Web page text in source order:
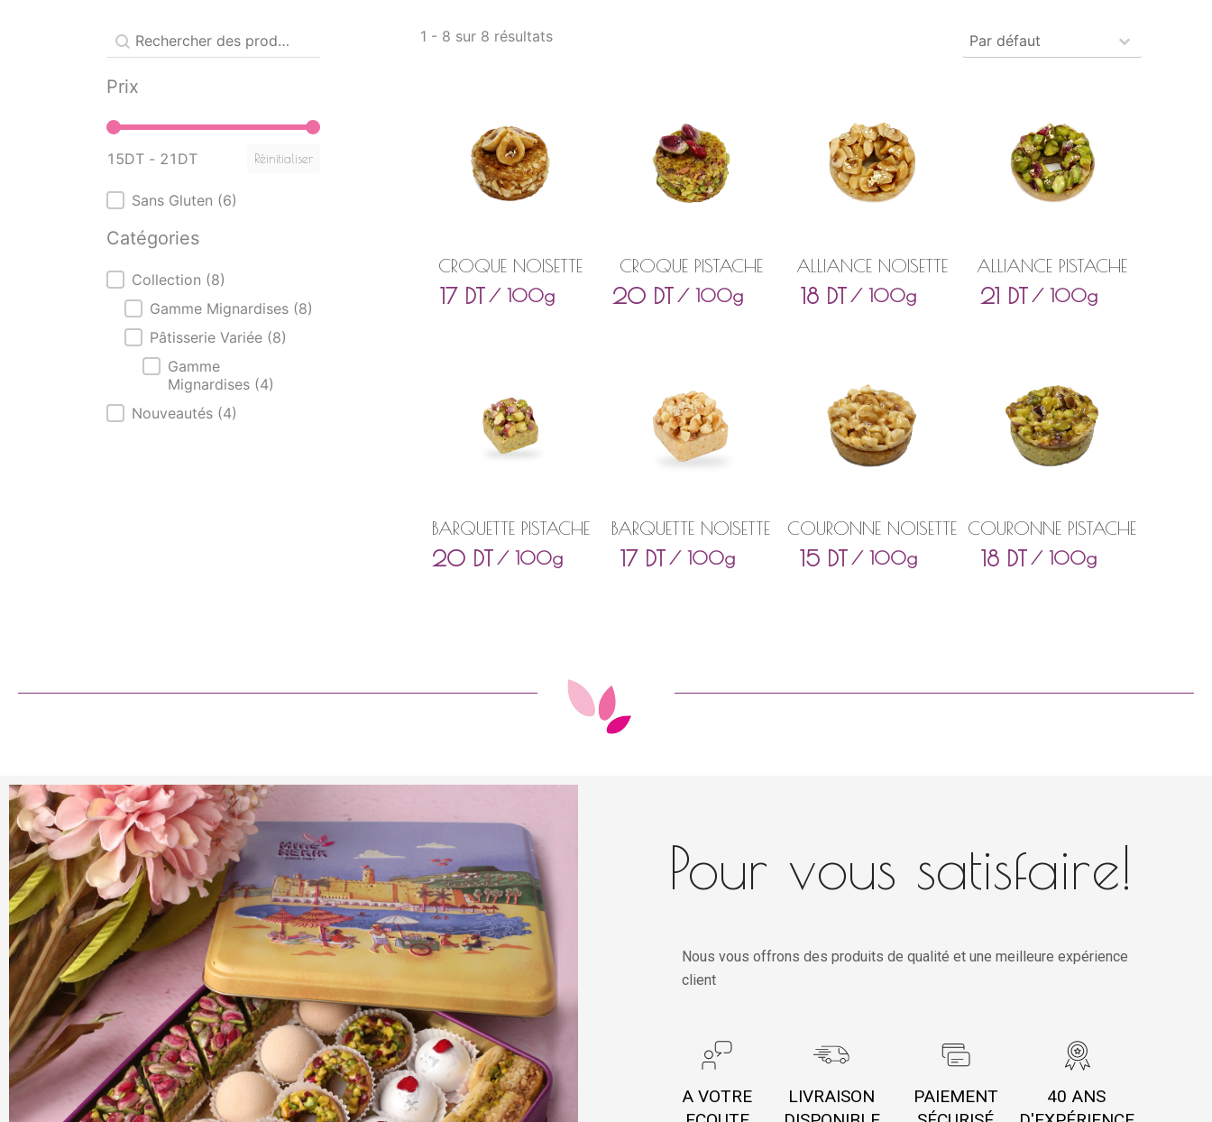
Produit - Recherche mot clé
Rechercher
Prix
Prix
15DT - 21DT Réinitialiser
Produits - Sans Gluten
Sans Gluten (6)
Catégories
Catégories
Collection (8)
Gamme Mignardises (8)
Pâtisserie Variée (8)
Gamme
Mignardises (4)
Nouveautés (4)
1 - 8 sur 8 résultats Produits - Tri
Trier le contenu
CROQUE NOISETTE
17 DT / 100g
CROQUE PISTACHE
20 DT / 100g
ALLIANCE NOISETTE
18 DT / 100g
ALLIANCE PISTACHE
21 DT / 100g
BARQUETTE PISTACHE
20 DT / 100g
BARQUETTE NOISETTE
17 DT / 100g
COURONNE NOISETTE
15 DT / 100g
COURONNE PISTACHE
18 DT / 100g
Pour vous satisfaire!
Nous vous offrons des produits de qualité et une meilleure expérience
client
A VOTRE
LIVRAISON
PAIEMENT
40 ANS